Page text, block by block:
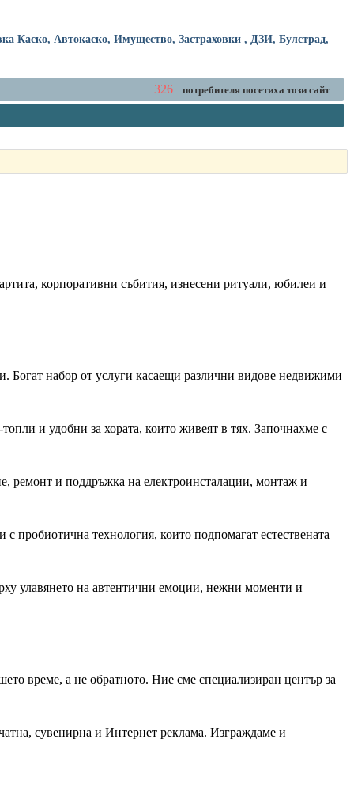
Каско, Автокаско, Имущество, Застраховки , ДЗИ, Булстрад,
326 потребителя посетиха този сайт
корпоративни събития, изнесени ритуали, юбилеи и
набор от услуги касаещи различни видове недвижими
и удобни за хората, които живеят в тях. Започнахме с
ремонт и поддръжка на електроинсталации, монтаж и
пробиотична технология, които подпомагат естествената
улавянето на автентични емоции, нежни моменти и
време, а не обратното. Ние сме специализиран център за
сувенирна и Интернет реклама. Изграждаме и